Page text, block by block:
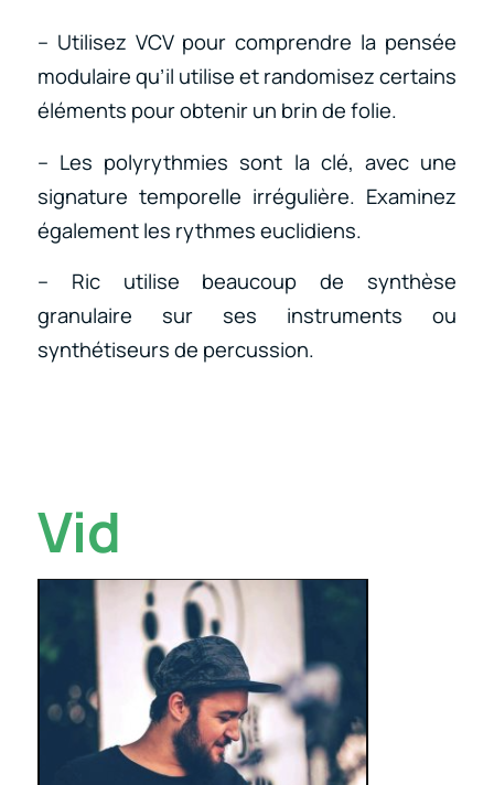
– Utilisez VCV pour comprendre la pensée
modulaire qu’il utilise et randomisez certains
éléments pour obtenir un brin de folie.
– Les polyrythmies sont la clé, avec une
signature temporelle irrégulière. Examinez
également les rythmes euclidiens.
– Ric utilise beaucoup de synthèse
granulaire sur ses instruments ou
synthétiseurs de percussion.
Vid